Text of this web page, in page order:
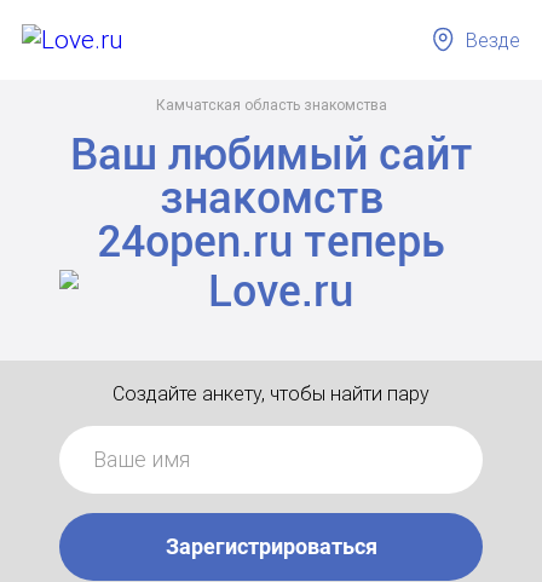
Камчатская область знакомства
Везде
Ваш любимый сайт
знакомств
24open.ru теперь
Создайте анкету, чтобы найти пару
Зарегистрироваться